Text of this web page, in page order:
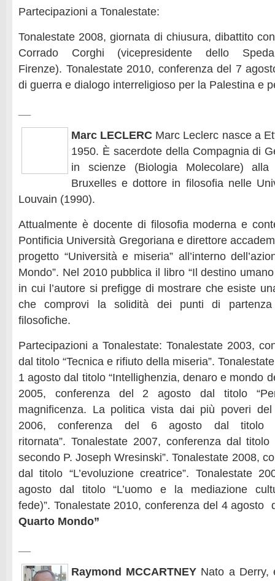
Partecipazioni a Tonalestate:
Tonalestate 2008, giornata di chiusura, dibattito
Corrado Corghi (vicepresidente dello
Firenze). Tonalestate 2010, conferenza del 7
di guerra e dialogo interreligioso per la Palestina e
Marc LECLERC Marc Leclerc nasce a
1950. È sacerdote della Compagnia di
in scienze (Biologia Molecolare)
Bruxelles e dottore in filosofia nelle
Louvain (1990).
Attualmente è docente di filosofia moderna e
Pontificia Università Gregoriana e direttore
progetto “Università e miseria” all’interno
Mondo”. Nel 2010 pubblica il libro “Il destino
in cui l’autore si prefigge di mostrare che esiste
che comprovi la solidità dei punti di
filosofiche.
Partecipazioni a Tonalestate: Tonalestate 2003,
dal titolo “Tecnica e rifiuto della miseria”.
1 agosto dal titolo “Intellighenzia, denaro e mondo
2005, conferenza del 2 agosto dal titolo
magnificenza. La politica vista dai più poveri del
2006, conferenza del 6 agosto dal titolo
ritornata”. Tonalestate 2007, conferenza dal
secondo P. Joseph Wresinski”. Tonalestate 2008,
dal titolo “L’evoluzione creatrice”. Tonalestate
agosto dal titolo “L’uomo e la mediazione
fede)”. Tonalestate 2010, conferenza del 4 agosto
Quarto Mondo”
Raymond MCCARTNEY Nato a Derry,